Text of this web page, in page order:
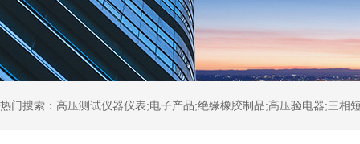
热门搜索：高压测试仪器仪表;电子产品;绝缘橡胶制品;高压验电器;三